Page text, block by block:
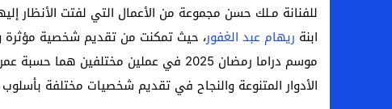
للفنانة مـلك حسن مجموعة من الأعمال التي لفتت
ابنة ريهام عبد الغفور، حيث تمكنت من تقديم شخصية مؤثرة
موسم دراما رمضان 2025 في عملين
الأدوار المتنوعة والنجاح في تقديم شخصيات مختلفة